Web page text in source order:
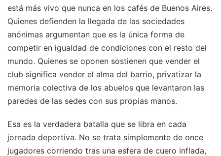
está más vivo que nunca en los cafés de Buenos Aires.
Quienes defienden la llegada de las sociedades
anónimas argumentan que es la única forma de
competir en igualdad de condiciones con el resto del
mundo. Quienes se oponen sostienen que vender el
club significa vender el alma del barrio, privatizar la
memoria colectiva de los abuelos que levantaron las
paredes de las sedes con sus propias manos.
Esa es la verdadera batalla que se libra en cada
jornada deportiva. No se trata simplemente de once
jugadores corriendo tras una esfera de cuero inflada,